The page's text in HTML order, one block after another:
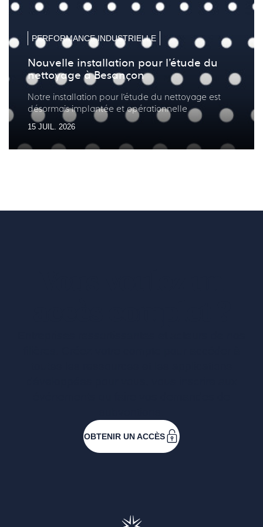
PERFORMANCE INDUSTRIELLE
Nouvelle installation pour l’étude du
nettoyage à Besançon
Notre installation pour l’étude du nettoyage est
désormais implantée et opérationnelle
15 JUIL. 2026
OBTENIR UN ACCÈS